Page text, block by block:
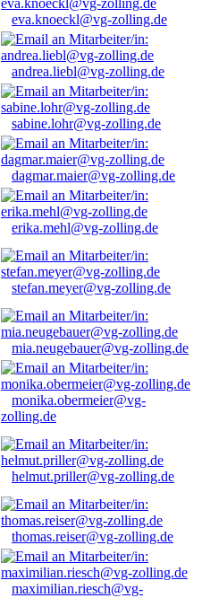
eva.knoeckl@vg-zolling.de
andrea.liebl@vg-zolling.de
sabine.lohr@vg-zolling.de
dagmar.maier@vg-zolling.de
erika.mehl@vg-zolling.de
stefan.meyer@vg-zolling.de
mia.neugebauer@vg-zolling.de
monika.obermeier@vg-
zolling.de
helmut.priller@vg-zolling.de
thomas.reiser@vg-zolling.de
maximilian.riesch@vg-